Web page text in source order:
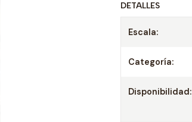
DETALLES
Escala:
Categoría:
Disponibilidad: